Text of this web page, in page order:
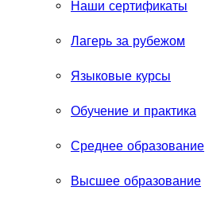
Наши сертификаты
Лагерь за рубежом
Языковые курсы
Обучение и практика
Среднее образование
Высшее образование